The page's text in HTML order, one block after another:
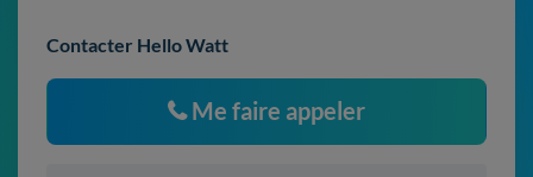
Contacter Hello Watt
Me faire appeler